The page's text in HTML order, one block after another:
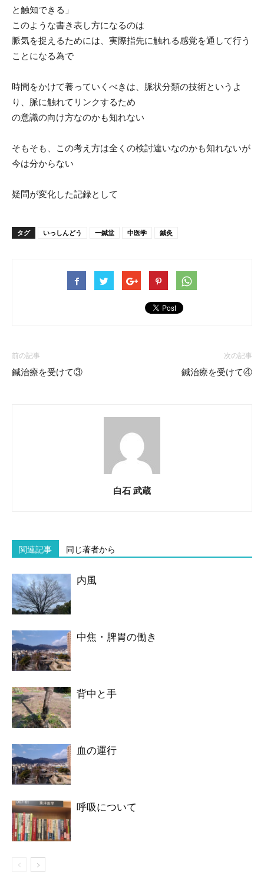
と触知できる」
このような書き表し方になるのは
脈気を捉えるためには、実際指先に触れる感覚を通して行う
ことになる為で
時間をかけて養っていくべきは、脈状分類の技術というよ
り、脈に触れてリンクするため
の意識の向け方なのかも知れない
そもそも、この考え方は全くの検討違いなのかも知れないが
今は分からない
疑問が変化した記録として
タグ いっしんどう 一鍼堂 中医学 鍼灸
前の記事
鍼治療を受けて③
次の記事
鍼治療を受けて④
白石 武蔵
関連記事 同じ著者から
内風
中焦・脾胃の働き
背中と手
血の運行
呼吸について